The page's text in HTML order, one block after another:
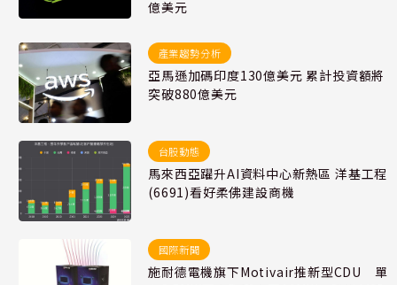
億美元
產業趨勢分析
亞馬遜加碼印度130億美元 累計投資額將
突破880億美元
台股動態
馬來西亞躍升AI資料中心新熱區 洋基工程
(6691)看好柔佛建設商機
國際新聞
施耐德電機旗下Motivair推新型CDU 單